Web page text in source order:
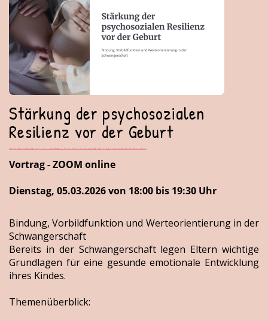
Stärkung der psychosozialen
Resilienz vor der Geburt
Vortrag - ZOOM online
Dienstag, 05.03.2026 von 18:00 bis 19:30 Uhr
Bindung, Vorbildfunktion und Werteorientierung in der
Schwangerschaft
Bereits in der Schwangerschaft legen Eltern wichtige
Grundlagen für eine gesunde emotionale Entwicklung
ihres Kindes.
Themenüberblick: